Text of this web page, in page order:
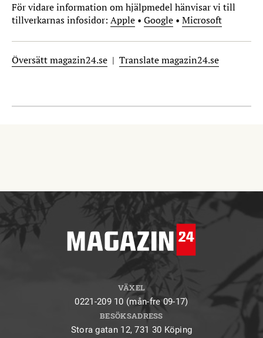
För vidare information om hjälpmedel hänvisar vi till
tillverkarnas infosidor: Apple • Google • Microsoft
Översätt magazin24.se | Translate magazin24.se
VÄXEL
0221-209 10 (mån-fre 09-17)
BESÖKSADRESS
Stora gatan 12, 731 30 Köping